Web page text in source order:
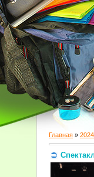
Главная » 2024